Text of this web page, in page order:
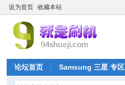
设为首页 收藏本站
论坛首页 Samsung 三星 专区